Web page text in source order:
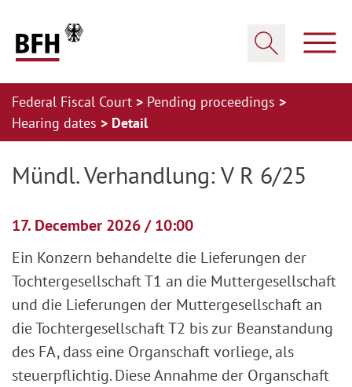
Federal Fiscal Court
Pending proceedings
Hearing dates
Detail
Mündl. Verhandlung: V R 6/25
17. December 2026 / 10:00
Ein Konzern behandelte die Lieferungen der
Tochtergesellschaft T1 an die Muttergesellschaft
und die Lieferungen der Muttergesellschaft an
die Tochtergesellschaft T2 bis zur Beanstandung
des FA, dass eine Organschaft vorliege, als
steuerpflichtig. Diese Annahme der Organschaft